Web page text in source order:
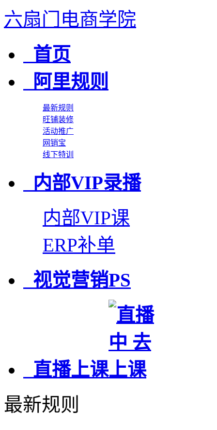
六扇门电商学院
首页
阿里规则
最新规则
旺铺装修
活动推广
网销宝
线下特训
内部VIP录播
内部VIP课
ERP补单
视觉营销PS
直播上课
最新规则